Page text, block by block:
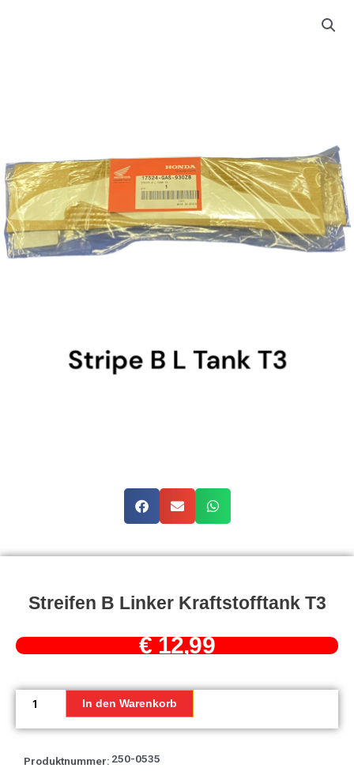
Streifen B Linker Kraftstofftank T3
€12,99
Streifen
Kraftstofftank
In den Warenkorb
Produktnummer: 250-0535